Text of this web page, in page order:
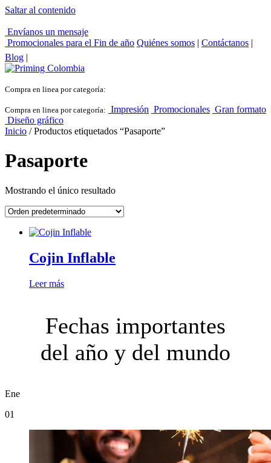
Saltar al contenido
Envíanos un mensaje
Promocionales para el Fin de año Quiénes somos | Contáctanos |
Blog |
Compra en linea por categoría:
Compra en linea por categoría: Impresión Promocionales Gran formato
Diseño gráfico
Inicio / Productos etiquetados “Pasaporte”
Pasaporte
Mostrando el único resultado
Cojin Inflable
Leer más
Fechas importantes
del año y del mundo
Ene
01